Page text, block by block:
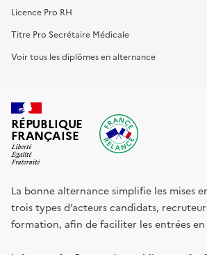
Licence Pro RH
Titre Pro Secrétaire Médicale
Voir tous les diplômes en alternance
RÉPUBLIQUE
FRANÇAISE
La bonne alternance simplifie les mises
trois types d’acteurs candidats,
formation, afin de faciliter les entrées